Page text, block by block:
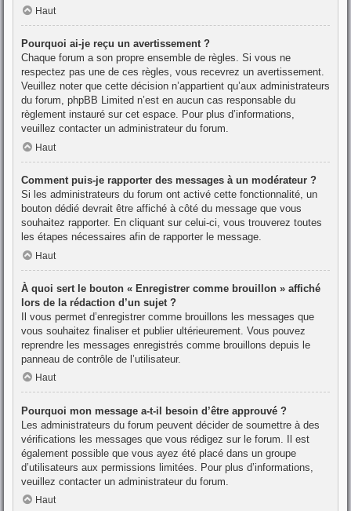
Haut
Pourquoi ai-je reçu un avertissement ?
Chaque forum a son propre ensemble de règles. Si vous ne
respectez pas une de ces règles, vous recevrez un avertissement.
Veuillez noter que cette décision n’appartient qu’aux administrateurs
du forum, phpBB Limited n’est en aucun cas responsable du
règlement instauré sur cet espace. Pour plus d’informations,
veuillez contacter un administrateur du forum.
Haut
Comment puis-je rapporter des messages à un modérateur ?
Si les administrateurs du forum ont activé cette fonctionnalité, un
bouton dédié devrait être affiché à côté du message que vous
souhaitez rapporter. En cliquant sur celui-ci, vous trouverez toutes
les étapes nécessaires afin de rapporter le message.
Haut
À quoi sert le bouton « Enregistrer comme brouillon » affiché
lors de la rédaction d’un sujet ?
Il vous permet d’enregistrer comme brouillons les messages que
vous souhaitez finaliser et publier ultérieurement. Vous pouvez
reprendre les messages enregistrés comme brouillons depuis le
panneau de contrôle de l’utilisateur.
Haut
Pourquoi mon message a-t-il besoin d’être approuvé ?
Les administrateurs du forum peuvent décider de soumettre à des
vérifications les messages que vous rédigez sur le forum. Il est
également possible que vous ayez été placé dans un groupe
d’utilisateurs aux permissions limitées. Pour plus d’informations,
veuillez contacter un administrateur du forum.
Haut